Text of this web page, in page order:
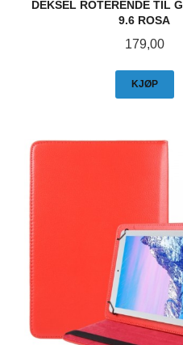
DEKSEL ROTERENDE TIL
9.6 ROSA
Pris
179,00
KJØP